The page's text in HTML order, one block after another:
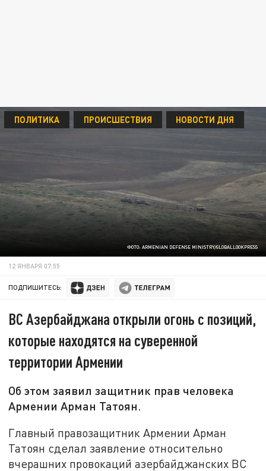
ФОТО: ARMENIAN DEFENSE MINISTRY/GLOBALLOOKPRESS
ПОЛИТИКА ПРОИСШЕСТВИЯ НОВОСТИ ДНЯ
12 ЯНВАРЯ 07:55
ПОДПИШИТЕСЬ:
ВС Азербайджана открыли огонь с позиций,
которые находятся на суверенной
территории Армении
Об этом заявил защитник прав человека
Армении Арман Татоян.
Главный правозащитник Армении Арман
Татоян сделал заявление относительно
вчерашних провокаций азербайджанских ВС